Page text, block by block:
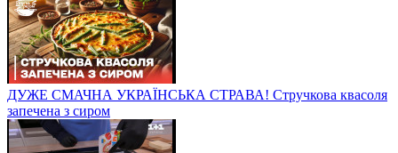
ДУЖЕ СМАЧНА УКРАЇНСЬКА СТРАВА! Стручкова квасоля
запечена з сиром